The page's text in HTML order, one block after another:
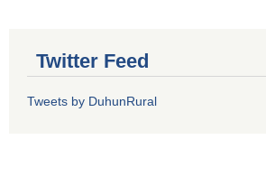
Twitter Feed
Tweets by DuhunRural